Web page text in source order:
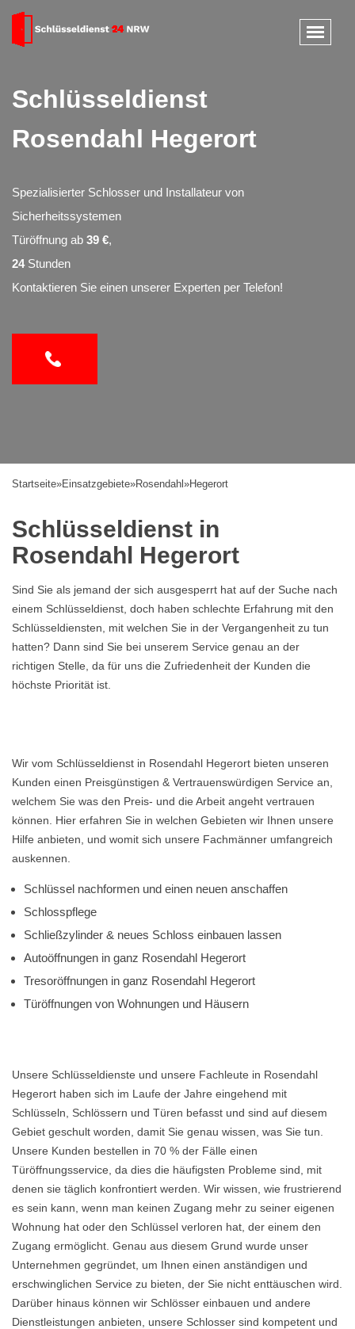
Schlüsseldienst
Rosendahl Hegerort
Spezialisierter Schlosser und Installateur von
Sicherheitssystemen
Türöffnung ab 39 €,
24Stunden
Kontaktieren Sie einen unserer Experten per Telefon!
Startseite»Einsatzgebiete»Rosendahl »Hegerort
Schlüsseldienst in
Rosendahl Hegerort
Sind Sie als jemand der sich ausgesperrt hat auf der Suche nach
einem Schlüsseldienst, doch haben schlechte Erfahrung mit den
Schlüsseldiensten, mit welchen Sie in der Vergangenheit zu tun
hatten? Dann sind Sie bei unserem Service genau an der
richtigen Stelle, da für uns die Zufriedenheit der Kunden die
höchste Priorität ist.
Wir vom Schlüsseldienst in Rosendahl Hegerort bieten unseren
Kunden einen Preisgünstigen & Vertrauenswürdigen Service an,
welchem Sie was den Preis- und die Arbeit angeht vertrauen
können. Hier erfahren Sie in welchen Gebieten wir Ihnen unsere
Hilfe anbieten, und womit sich unsere Fachmänner umfangreich
auskennen.
Schlüssel nachformen und einen neuen anschaffen
Schlosspflege
Schließzylinder & neues Schloss einbauen lassen
Autoöffnungen in ganz Rosendahl Hegerort
Tresoröffnungen in ganz Rosendahl Hegerort
Türöffnungen von Wohnungen und Häusern
Unsere Schlüsseldienste und unsere Fachleute in Rosendahl
Hegerort haben sich im Laufe der Jahre eingehend mit
Schlüsseln, Schlössern und Türen befasst und sind auf diesem
Gebiet geschult worden, damit Sie genau wissen, was Sie tun.
Unsere Kunden bestellen in 70 % der Fälle einen
Türöffnungsservice, da dies die häufigsten Probleme sind, mit
denen sie täglich konfrontiert werden. Wir wissen, wie frustrierend
es sein kann, wenn man keinen Zugang mehr zu seiner eigenen
Wohnung hat oder den Schlüssel verloren hat, der einem den
Zugang ermöglicht. Genau aus diesem Grund wurde unser
Unternehmen gegründet, um Ihnen einen anständigen und
erschwinglichen Service zu bieten, der Sie nicht enttäuschen wird.
Darüber hinaus können wir Schlösser einbauen und andere
Dienstleistungen anbieten, unsere Schlosser sind kompetent und